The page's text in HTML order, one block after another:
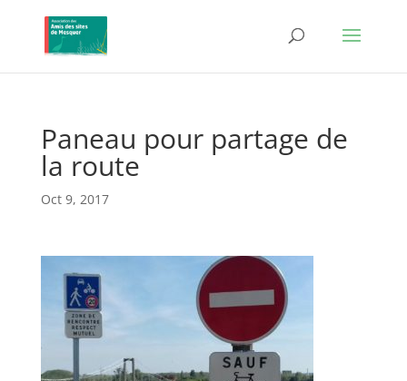
Paneau pour partage de
la route
Oct 9, 2017